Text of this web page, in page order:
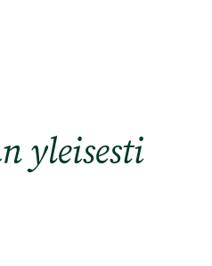
yleisesti